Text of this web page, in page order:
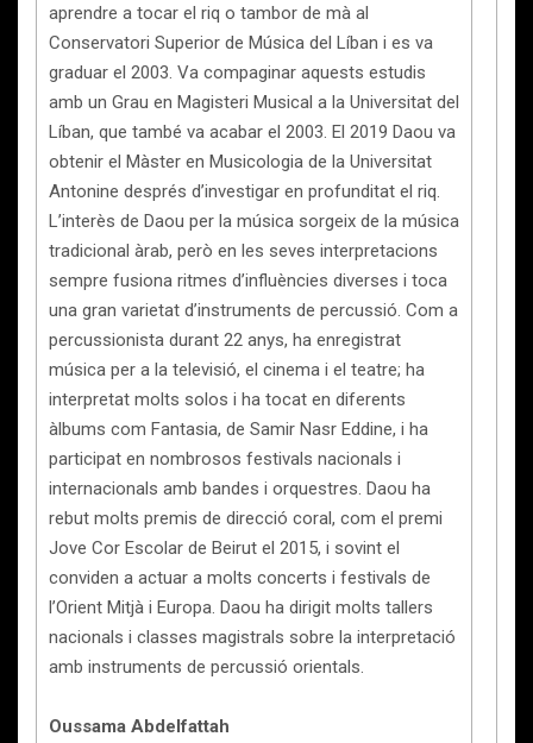
aprendre a tocar el riq o tambor de mà al
Conservatori Superior de Música del Líban i es va
graduar el 2003. Va compaginar aquests estudis
amb un Grau en Magisteri Musical a la Universitat del
Líban, que també va acabar el 2003. El 2019 Daou va
obtenir el Màster en Musicologia de la Universitat
Antonine després d’investigar en profunditat el riq.
L’interès de Daou per la música sorgeix de la música
tradicional àrab, però en les seves interpretacions
sempre fusiona ritmes d’influències diverses i toca
una gran varietat d’instruments de percussió. Com a
percussionista durant 22 anys, ha enregistrat
música per a la televisió, el cinema i el teatre; ha
interpretat molts solos i ha tocat en diferents
àlbums com Fantasia, de Samir Nasr Eddine, i ha
participat en nombrosos festivals nacionals i
internacionals amb bandes i orquestres. Daou ha
rebut molts premis de direcció coral, com el premi
Jove Cor Escolar de Beirut el 2015, i sovint el
conviden a actuar a molts concerts i festivals de
l’Orient Mitjà i Europa. Daou ha dirigit molts tallers
nacionals i classes magistrals sobre la interpretació
amb instruments de percussió orientals.
Oussama Abdelfattah